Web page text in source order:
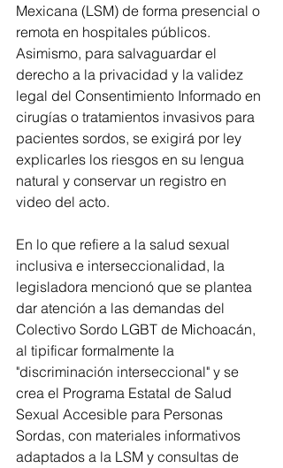
Mexicana (LSM) de forma presencial o
remota en hospitales públicos.
Asimismo, para salvaguardar el
derecho a la privacidad y la validez
legal del Consentimiento Informado en
cirugías o tratamientos invasivos para
pacientes sordos, se exigirá por ley
explicarles los riesgos en su lengua
natural y conservar un registro en
video del acto.
En lo que refiere a la salud sexual
inclusiva e interseccionalidad, la
legisladora mencionó que se plantea
dar atención a las demandas del
Colectivo Sordo LGBT de Michoacán,
al tipificar formalmente la
"discriminación interseccional" y se
crea el Programa Estatal de Salud
Sexual Accesible para Personas
Sordas, con materiales informativos
adaptados a la LSM y consultas de